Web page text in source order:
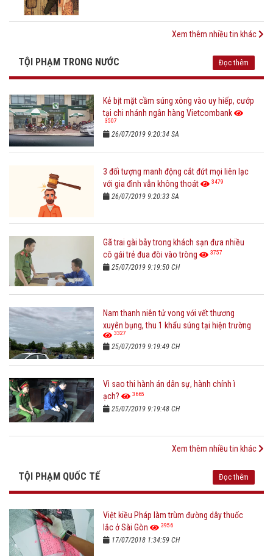
Xem thêm nhiều tin khác
TỘI PHẠM TRONG NƯỚC Đọc thêm
Kẻ bịt mặt cầm súng xông vào uy hiếp, cướp
tại chi nhánh ngân hàng Vietcombank
3507
26/07/2019 9:20:34 SA
3 đối tượng manh động cắt đứt mọi liên lạc
với gia đình vẫn không thoát
3479
26/07/2019 9:20:33 SA
Gã trai gài bẫy trong khách sạn đưa nhiều
cô gái trẻ đua đòi vào tròng
3757
25/07/2019 9:19:50 CH
Nam thanh niên tử vong với vết thương
xuyên bụng, thu 1 khẩu súng tại hiện trường
3327
25/07/2019 9:19:49 CH
Vì sao thi hành án dân sự, hành chính ì
ạch?
3665
25/07/2019 9:19:48 CH
Xem thêm nhiều tin khác
TỘI PHẠM QUỐC TẾ Đọc thêm
Việt kiều Pháp làm trùm đường dây thuốc
lắc ở Sài Gòn
3956
17/07/2018 1:34:59 CH